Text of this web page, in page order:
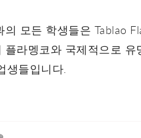
모든 학생들은 Tablao
라멩코와 국제적으로
생들입니다.